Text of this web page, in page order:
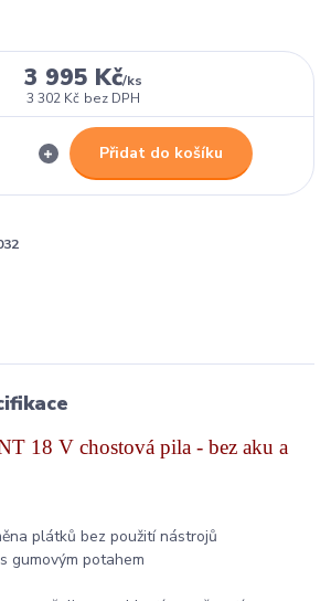
3 995 Kč/ks
3 302 Kč bez DPH
Přidat do košíku
18 V chostová pila - bez aku a
plátků bez použití nástrojů
gumovým potahem